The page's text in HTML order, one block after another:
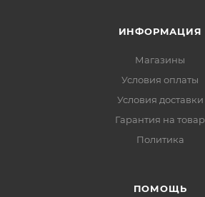
ИНФОРМАЦИЯ
Магазины
Условия оплаты
Условия доставки
Гарантия на товар
Политика
ПОМОЩЬ